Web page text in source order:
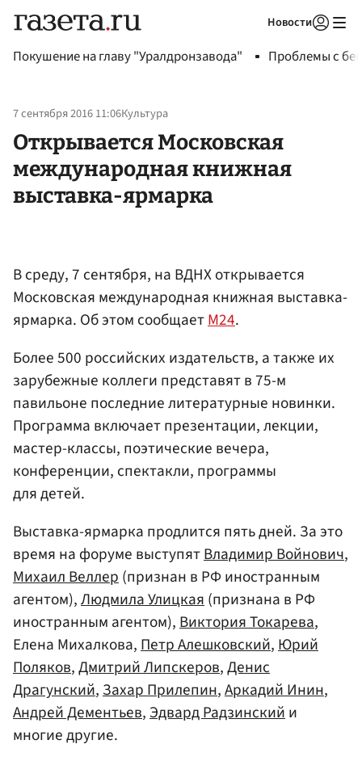
Новости
Покушение на главу "Уралдронзавода" Проблемы с
7 сентября 2016 11:06Культура
Открывается Московская
международная книжная
выставка-ярмарка
В среду, 7 сентября, на ВДНХ открывается
Московская международная книжная выставка-
ярмарка. Об этом сообщаетМ24.
Более 500 российских издательств, а также их
зарубежные коллеги представят в 75-м
павильоне последние литературные новинки.
Программа включает презентации, лекции,
мастер-классы, поэтические вечера,
конференции, спектакли, программы
для детей.
Выставка-ярмарка продлится пять дней. За это
время на форуме выступятВладимир Войнович,
Михаил Веллер(признан в РФ иностранным
агентом),Людмила Улицкая(признана в РФ
иностранным агентом),Виктория Токарева,
Елена Михалкова,Петр Алешковский,Юрий
Поляков,Дмитрий Липскеров,Денис
Драгунский,Захар Прилепин,Аркадий Инин,
Андрей Дементьев,Эдвард Радзинскийи
многие другие.